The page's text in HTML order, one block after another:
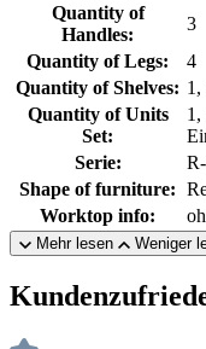
Quantity of
Handles:
3
Quantity of Legs:
4
Quantity of Shelves: 1,
Quantity of Units
Set:
1,
Serie:
Shape of furniture:
Worktop info:
Mehr lesen Weniger